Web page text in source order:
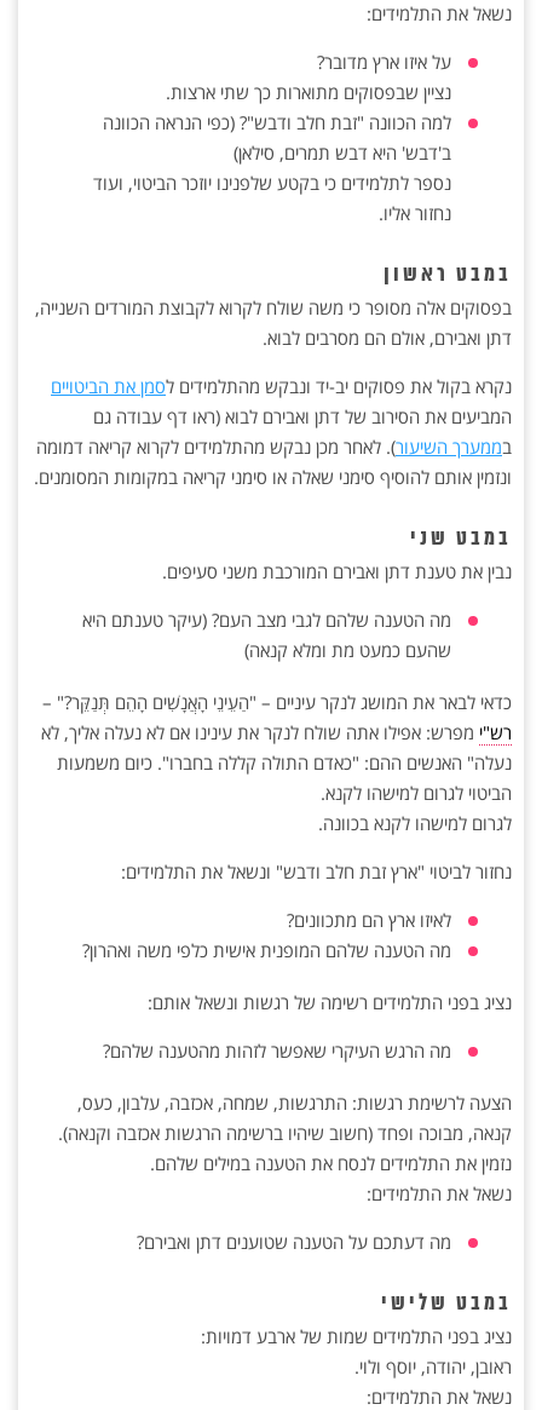
נשאל את התלמידים:
על איזו ארץ מדובר?
נציין שבפסוקים מתוארות כך שתי ארצות.
למה הכוונה "זבת חלב ודבש"? (כפי הנראה הכוונה
ב'דבש' היא דבש תמרים, סילאן)
נספר לתלמידים כי בקטע שלפנינו יוזכר הביטוי, ועוד
נחזור אליו.
במבט ראשון
בפסוקים אלה מסופר כי משה שולח לקרוא לקבוצת המורדים השנייה,
דתן ואבירם, אולם הם מסרבים לבוא.
נקרא בקול את פסוקים יב-יד ונבקש מהתלמידים לסמן את הביטויים
המביעים את הסירוב של דתן ואבירם לבוא (ראו דף עבודה גם
בממערך השיעור). לאחר מכן נבקש מהתלמידים לקרוא קריאה דמומה
ונזמין אותם להוסיף סימני שאלה או סימני קריאה במקומות המסומנים.
במבט שני
נבין את טענת דתן ואבירם המורכבת משני סעיפים.
מה הטענה שלהם לגבי מצב העם? (עיקר טענתם היא
שהעם כמעט מת ומלא קנאה)
כדאי לבאר את המושג לנקר עיניים – "הַעֵינֵי הָאֲנָשִׁים הָהֵם תְּנַקֵּר?" –
רש"י מפרש: אפילו אתה שולח לנקר את עינינו אם לא נעלה אליך, לא
נעלה" האנשים ההם: "כאדם התולה קללה בחברו". כיום משמעות
הביטוי לגרום למישהו לקנא.
לגרום למישהו לקנא בכוונה.
נחזור לביטוי "ארץ זבת חלב ודבש" ונשאל את התלמידים:
לאיזו ארץ הם מתכוונים?
מה הטענה שלהם המופנית אישית כלפי משה ואהרון?
נציג בפני התלמידים רשימה של רגשות ונשאל אותם:
מה הרגש העיקרי שאפשר לזהות מהטענה שלהם?
הצעה לרשימת רגשות: התרגשות, שמחה, אכזבה, עלבון, כעס,
קנאה, מבוכה ופחד (חשוב שיהיו ברשימה הרגשות אכזבה וקנאה).
נזמין את התלמידים לנסח את הטענה במילים שלהם.
נשאל את התלמידים:
מה דעתכם על הטענה שטוענים דתן ואבירם?
במבט שלישי
נציג בפני התלמידים שמות של ארבע דמויות:
ראובן, יהודה, יוסף ולוי.
נשאל את התלמידים: